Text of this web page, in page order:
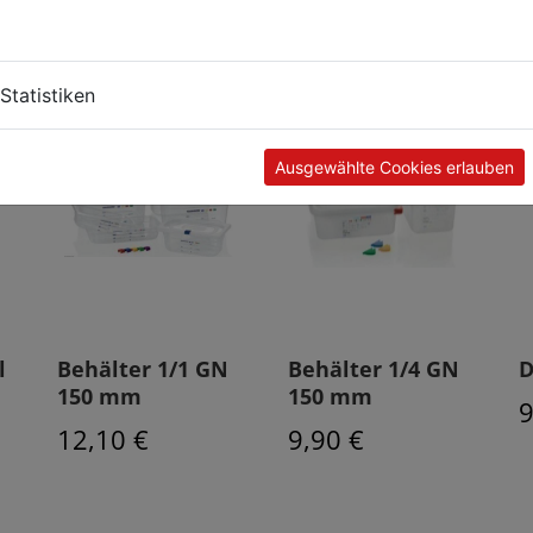
Behälter 1/1 GN
150 mm
12,10 €
Behälter 1/4 GN
150 mm
9,90 €
Statistiken
Ausgewählte Cookies erlauben